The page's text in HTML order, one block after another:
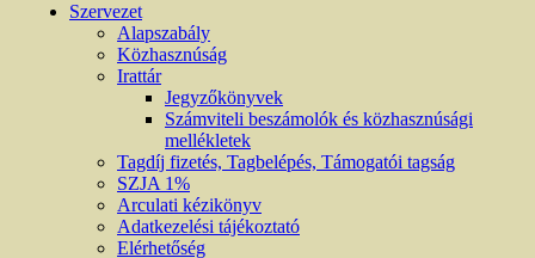
Szervezet
Alapszabály
Közhasznúság
Irattár
Jegyzőkönyvek
Számviteli beszámolók és közhasznúsági
mellékletek
Tagdíj fizetés, Tagbelépés, Támogatói tagság
SZJA 1%
Arculati kézikönyv
Adatkezelési tájékoztató
Elérhetőség